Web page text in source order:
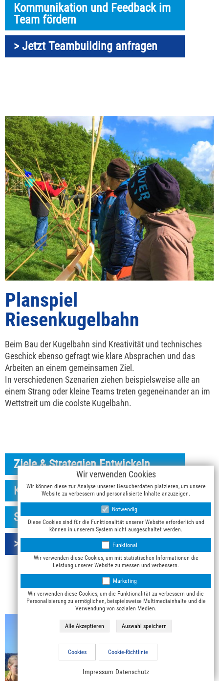
Kommunikation und Feedback im
Team fördern
> Jetzt Teambuilding anfragen
Planspiel
Riesenkugelbahn
Beim Bau der Kugelbahn sind Kreativität und technisches
Geschick ebenso gefragt wie klare Absprachen und das
Arbeiten an einem gemeinsamen Ziel.
In verschiedenen Szenarien ziehen beispielsweise alle an
einem Strang oder kleine Teams treten gegeneinander an im
Wettstreit um die coolste Kugelbahn.
Ziele & Strategien Entwickeln
Klare Absprachen treffen
Stärken im Team erkennen
> Jetzt Teambuilding anfragen
Wir verwenden Cookies
Wir können diese zur Analyse unserer Besucherdaten platzieren, um unsere
Website zu verbessern und personalisierte Inhalte anzuzeigen.
Notwendig
Diese Cookies sind für die Funktionalität unserer Website erforderlich und
können in unserem System nicht ausgeschaltet werden.
Funktional
Wir verwenden diese Cookies, um mit statistischen Informationen die
Leistung unserer Website zu messen und verbessern.
Marketing
Wir verwenden diese Cookies, um die Funktionalität zu verbessern und die
Personalisierung zu ermöglichen, beispielsweise Multimediainhalte und die
Verwendung von sozialen Medien.
Cookies Cookie-Richtlinie
Impressum Datenschutz